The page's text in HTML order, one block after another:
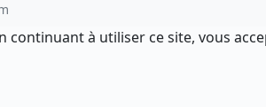
à utiliser ce site, vous